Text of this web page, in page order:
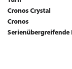
Cronos Crystal
Cronos
Serienübergreifende